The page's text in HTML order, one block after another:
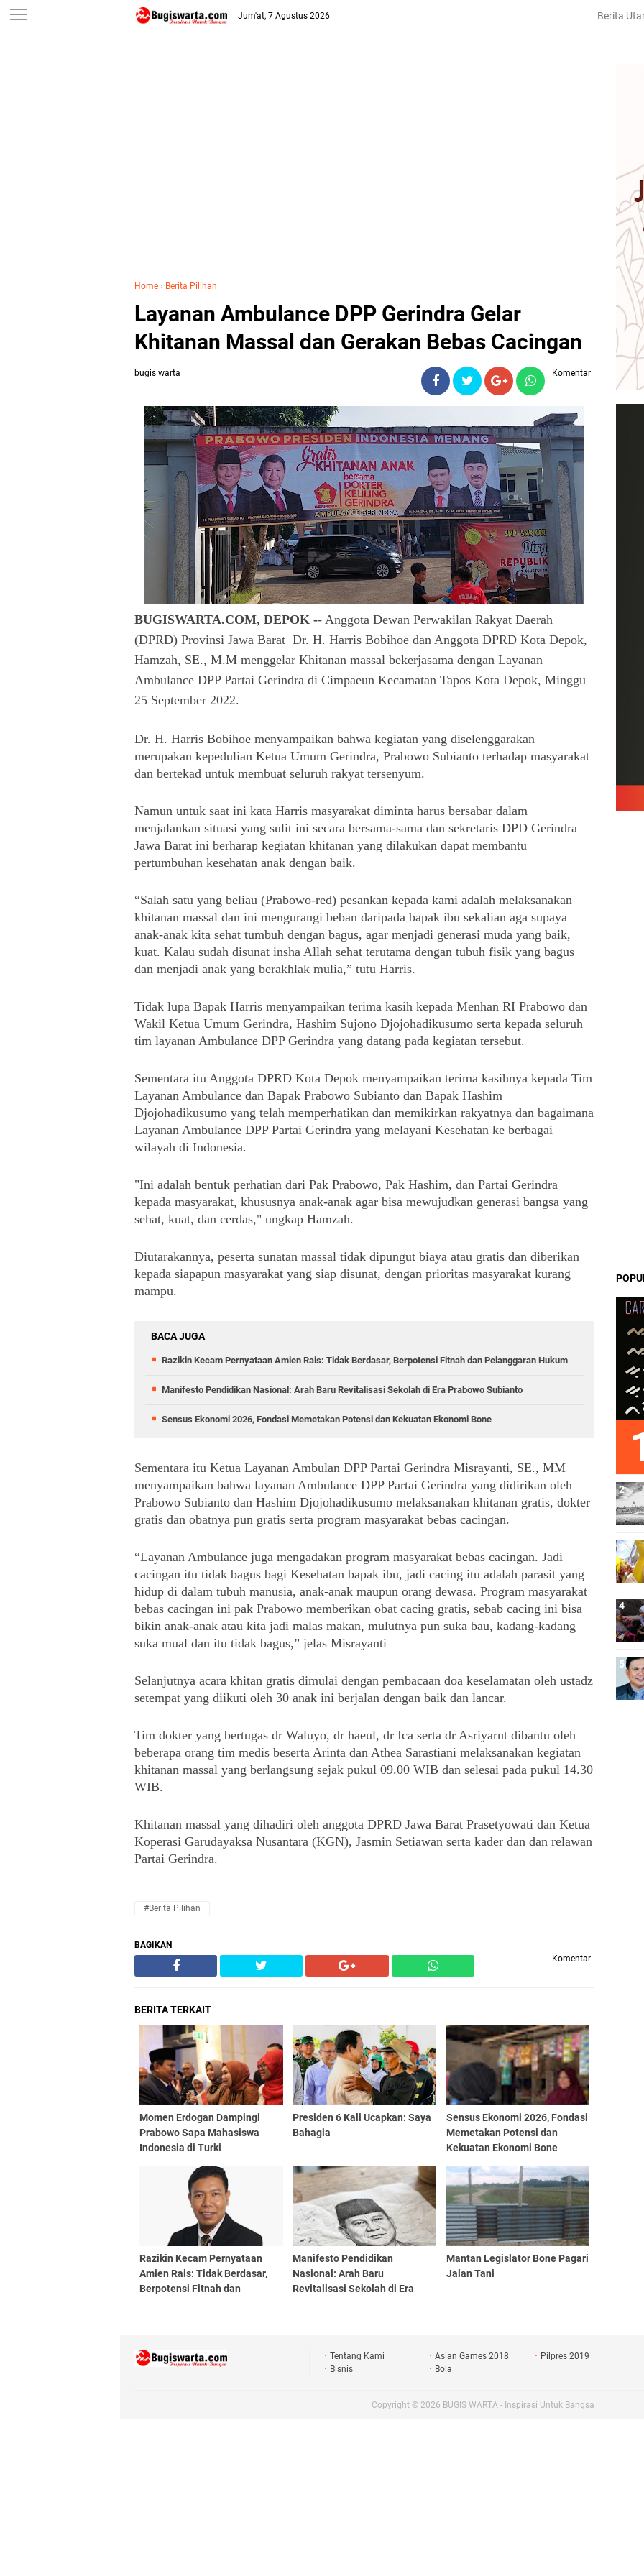
-->
Jum'at, 7 Agustus 2026 Berita
Home › Berita Pilihan
Layanan Ambulance DPP Gerindra Gelar
Khitanan Massal dan Gerakan Bebas Cacingan
bugis warta Komentar
BUGISWARTA.COM, DEPOK -- Anggota Dewan Perwakilan Rakyat Daerah
(DPRD) Provinsi Jawa Barat Dr. H. Harris Bobihoe dan Anggota DPRD Kota Depok,
Hamzah, SE., M.M menggelar Khitanan massal bekerjasama dengan Layanan
Ambulance DPP Partai Gerindra di Cimpaeun Kecamatan Tapos Kota Depok, Minggu
25 September 2022.
Dr. H. Harris Bobihoe menyampaikan bahwa kegiatan yang diselenggarakan
merupakan kepedulian Ketua Umum Gerindra, Prabowo Subianto terhadap masyarakat
dan bertekad untuk membuat seluruh rakyat tersenyum.
Namun untuk saat ini kata Harris masyarakat diminta harus bersabar dalam
menjalankan situasi yang sulit ini secara bersama-sama dan sekretaris DPD Gerindra
Jawa Barat ini berharap kegiatan khitanan yang dilakukan dapat membantu
pertumbuhan kesehatan anak dengan baik.
“Salah satu yang beliau (Prabowo-red) pesankan kepada kami adalah melaksanakan
khitanan massal dan ini mengurangi beban daripada bapak ibu sekalian aga supaya
anak-anak kita sehat tumbuh dengan bagus, agar menjadi generasi muda yang baik,
kuat. Kalau sudah disunat insha Allah sehat terutama dengan tubuh fisik yang bagus
dan menjadi anak yang berakhlak mulia,” tutu Harris.
Tidak lupa Bapak Harris menyampaikan terima kasih kepada Menhan RI Prabowo dan
Wakil Ketua Umum Gerindra, Hashim Sujono Djojohadikusumo serta kepada seluruh
tim layanan Ambulance DPP Gerindra yang datang pada kegiatan tersebut.
Sementara itu Anggota DPRD Kota Depok menyampaikan terima kasihnya kepada Tim
Layanan Ambulance dan Bapak Prabowo Subianto dan Bapak Hashim
Djojohadikusumo yang telah memperhatikan dan memikirkan rakyatnya dan bagaimana
Layanan Ambulance DPP Partai Gerindra yang melayani Kesehatan ke berbagai
wilayah di Indonesia.
"Ini adalah bentuk perhatian dari Pak Prabowo, Pak Hashim, dan Partai Gerindra
kepada masyarakat, khususnya anak-anak agar bisa mewujudkan generasi bangsa yang
sehat, kuat, dan cerdas," ungkap Hamzah.
Diutarakannya, peserta sunatan massal tidak dipungut biaya atau gratis dan diberikan
kepada siapapun masyarakat yang siap disunat, dengan prioritas masyarakat kurang
mampu.
BACA JUGA
Razikin Kecam Pernyataan Amien Rais: Tidak Berdasar, Berpotensi Fitnah dan Pelanggaran Hukum
Manifesto Pendidikan Nasional: Arah Baru Revitalisasi Sekolah di Era Prabowo Subianto
Sensus Ekonomi 2026, Fondasi Memetakan Potensi dan Kekuatan Ekonomi Bone
Sementara itu Ketua Layanan Ambulan DPP Partai Gerindra Misrayanti, SE., MM
menyampaikan bahwa layanan Ambulance DPP Partai Gerindra yang didirikan oleh
Prabowo Subianto dan Hashim Djojohadikusumo melaksanakan khitanan gratis, dokter
gratis dan obatnya pun gratis serta program masyarakat bebas cacingan.
“Layanan Ambulance juga mengadakan program masyarakat bebas cacingan. Jadi
cacingan itu tidak bagus bagi Kesehatan bapak ibu, jadi cacing itu adalah parasit yang
hidup di dalam tubuh manusia, anak-anak maupun orang dewasa. Program masyarakat
bebas cacingan ini pak Prabowo memberikan obat cacing gratis, sebab cacing ini bisa
bikin anak-anak atau kita jadi malas makan, mulutnya pun suka bau, kadang-kadang
suka mual dan itu tidak bagus,” jelas Misrayanti
Selanjutnya acara khitan gratis dimulai dengan pembacaan doa keselamatan oleh ustadz
setempat yang diikuti oleh 30 anak ini berjalan dengan baik dan lancar.
Tim dokter yang bertugas dr Waluyo, dr haeul, dr Ica serta dr Asriyarnt dibantu oleh
beberapa orang tim medis beserta Arinta dan Athea Sarastiani melaksanakan kegiatan
khitanan massal yang berlangsung sejak pukul 09.00 WIB dan selesai pada pukul 14.30
WIB.
Khitanan massal yang dihadiri oleh anggota DPRD Jawa Barat Prasetyowati dan Ketua
Koperasi Garudayaksa Nusantara (KGN), Jasmin Setiawan serta kader dan dan relawan
Partai Gerindra.
#Berita Pilihan
BAGIKAN
Komentar
BERITA TERKAIT
Momen Erdogan Dampingi
Prabowo Sapa Mahasiswa
Indonesia di Turki
Presiden 6 Kali Ucapkan: Saya
Bahagia
Sensus Ekonomi 2026, Fondasi
Memetakan Potensi dan
Kekuatan Ekonomi Bone
Razikin Kecam Pernyataan
Amien Rais: Tidak Berdasar,
Berpotensi Fitnah dan
Manifesto Pendidikan
Nasional: Arah Baru
Revitalisasi Sekolah di Era
Mantan Legislator Bone Pagari
Jalan Tani
Tentang Kami Asian Games 2018
Pilpres 2019
Bisnis
Bola
Copyright © 2026 BUGIS WARTA - Inspirasi Untuk Bangsa